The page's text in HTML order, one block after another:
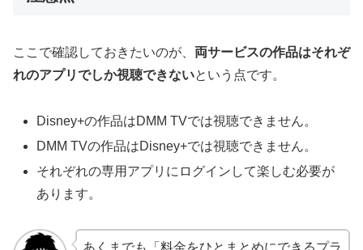
ここで確認しておきたいのが、 両サービスの作品はそれぞ
れのアプリでしか視聴できないという点です。
Disney+の作品はDMM TVでは視聴できません。
DMM TVの作品はDisney+では視聴できません。
それぞれの専用アプリにログインして楽しむ必要が
あります。